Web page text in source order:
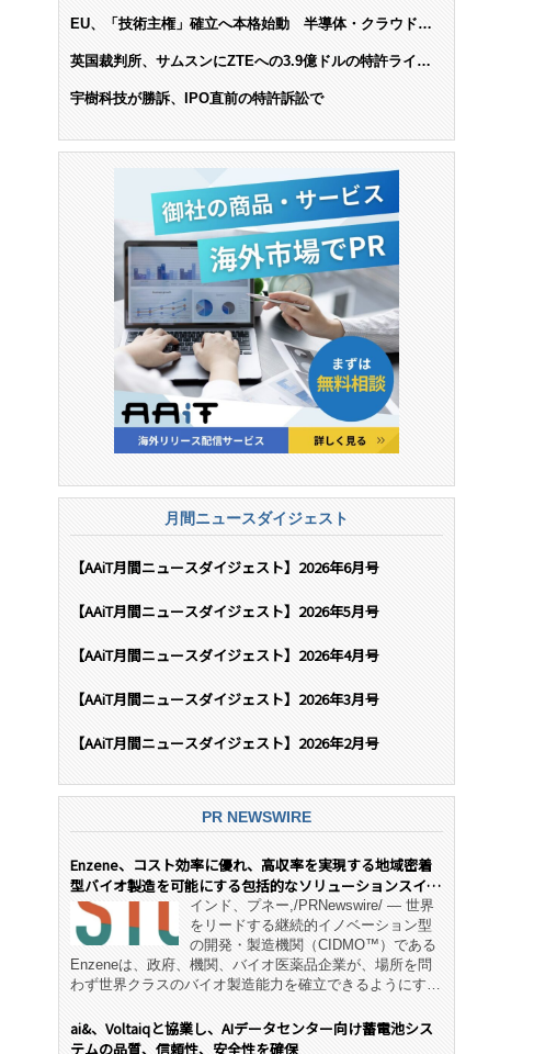
EU、「技術主権」確立へ本格始動 半導体・クラウド・
英国裁判所、サムスンにZTEへの3.9億ドルの特許ライセ
宇樹科技が勝訴、IPO直前の特許訴訟で
月間ニュースダイジェスト
【AAiT月間ニュースダイジェスト】2026年6月号
【AAiT月間ニュースダイジェスト】2026年5月号
【AAiT月間ニュースダイジェスト】2026年4月号
【AAiT月間ニュースダイジェスト】2026年3月号
【AAiT月間ニュースダイジェスト】2026年2月号
PR NEWSWIRE
Enzene、コスト効率に優れ、高収率を実現する地域密着
型バイオ製造を可能にする包括的なソリューションスイー
ト「NeX™」 をリリースインド、プネー,/PRNewswire/ — 世界
をリードする継続的イノベーション型
の開発・製造機関（CIDMO™）である
Enzeneは、政府、機関、バイオ医薬品企業が、場所を問
わず世界クラスのバイオ製造能力を確立できるようにす
デル「NeX™」の立ち上げを発表しました。 同社の実績
あるEnzeneX® fully‑connected continuous
ai&、Voltaiqと協業し、AIデータセンター向け蓄電池シス
テムの品質、信頼性、安全性を確保